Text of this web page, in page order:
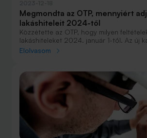
Megmondta az OTP, mennyiért
lakáshiteleit 2024-től
Közzétette az OTP, hogy milyen
lakáshiteleket 2024. január 1-től. Az új
továbbra is a januártól 8,5 százalékról
Elolvasom